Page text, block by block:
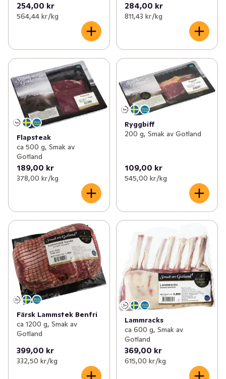
254,00 kr
564,44 kr /kg
284,00 kr
811,43 kr /kg
Flapsteak
ca 500 g, Smak av
Gotland
189,00 kr
378,00 kr /kg
Ryggbiff
200 g, Smak av Gotland
109,00 kr
545,00 kr /kg
Färsk Lammstek Benfri
ca 1200 g, Smak av
Gotland
399,00 kr
332,50 kr /kg
Lammracks
ca 600 g, Smak av
Gotland
369,00 kr
615,00 kr /kg